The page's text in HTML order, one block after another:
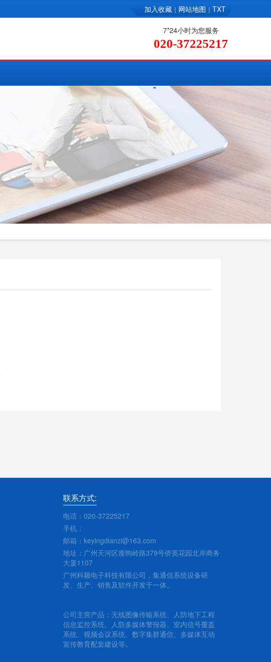
加入收藏 | 网站地图 | TXT
7*24小时为您服务
020-37225217
联系方式:
电话：020-37225217
手机：
邮箱：keyingdianzi@163.com
地址：广州天河区瘦狗岭路379号侨英花园北岸商务
大厦1107
广州科颖电子科技有限公司，集通信系统设备研
发、生产、销售及软件开发于一体。
公司主营产品：无线图像传输系统、人防地下工程
信息监控系统、人防多媒体警报器、室内信号覆盖
系统、视频会议系统、数字集群通信、多媒体互动
宣传教育配套建设等。